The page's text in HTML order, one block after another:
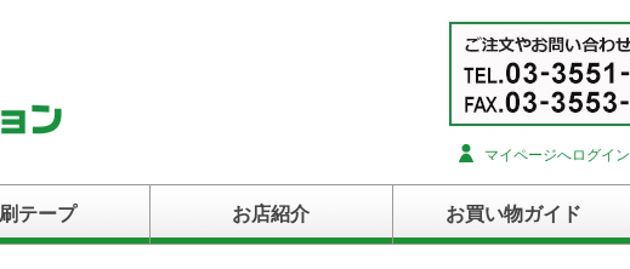
マイページへログイン
テープ お店紹介 お買い物ガイド